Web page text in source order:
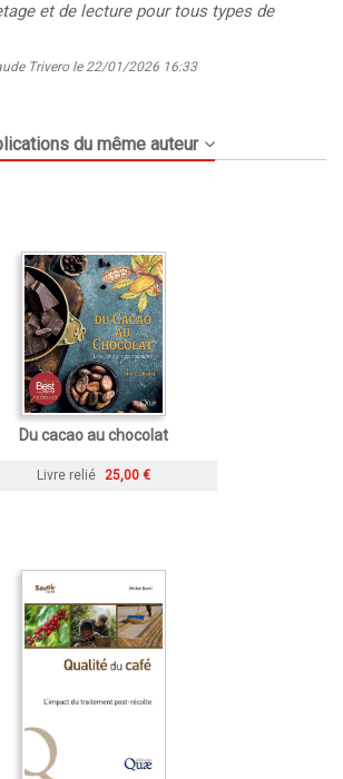
et de lecture pour tous types de
Trivero le 22/01/2026 16:33
du même auteur
Du cacao au chocolat
Livre relié 25,00 €